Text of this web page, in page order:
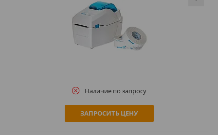
Наличие по запросу
ЗАПРОСИТЬ ЦЕНУ